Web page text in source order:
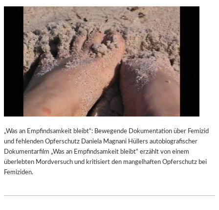
„Was an Empfindsamkeit bleibt“: Bewegende Dokumentation über Femizid
und fehlenden Opferschutz Daniela Magnani Hüllers autobiografischer
Dokumentarfilm „Was an Empfindsamkeit bleibt“ erzählt von einem
überlebten Mordversuch und kritisiert den mangelhaften Opferschutz bei
Femiziden.